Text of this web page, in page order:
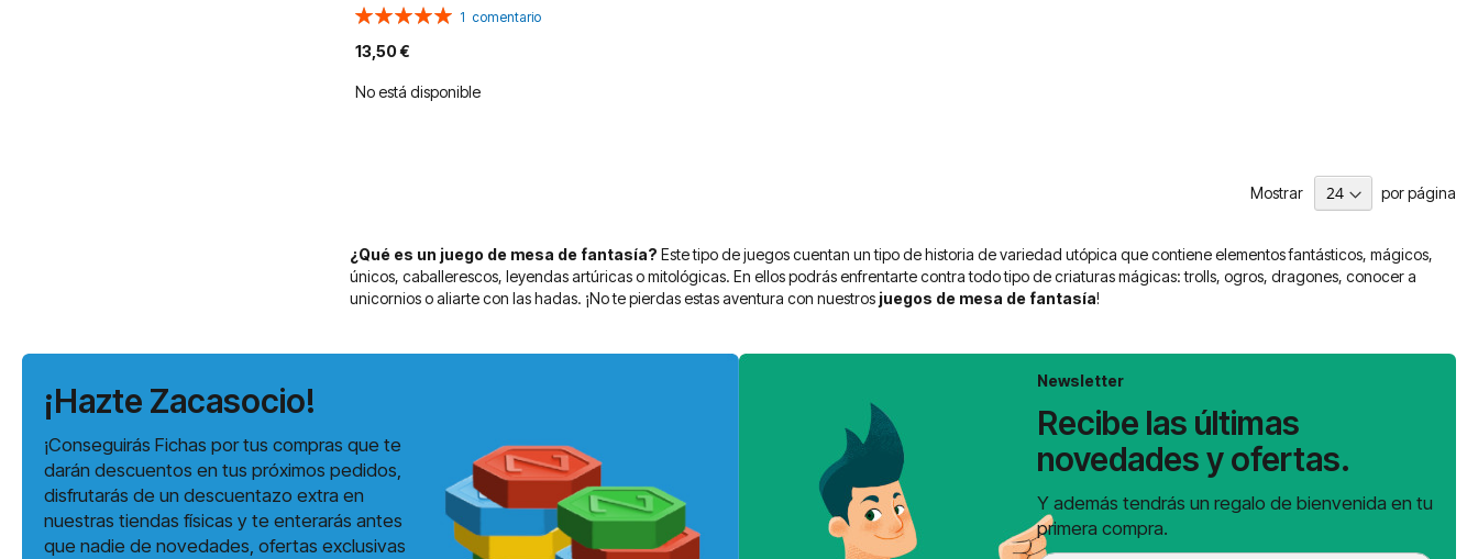
Valoración:
1 comentario
13,50 €
No está disponible
Mostrar por página
¿Qué es un juego de mesa de fantasía? Este tipo de juegos cuentan un tipo de historia de variedad utópica que contiene elementos fantásticos, mágicos,
únicos, caballerescos, leyendas artúricas o mitológicas. En ellos podrás enfrentarte contra todo tipo de criaturas mágicas: trolls, ogros, dragones, conocer a
unicornios o aliarte con las hadas. ¡No te pierdas estas aventura con nuestrosjuegos de mesa de fantasía!
¡Hazte Zacasocio!
¡Conseguirás Fichas por tus compras que te
darán descuentos en tus próximos pedidos,
disfrutarás de un descuentazo extra en
nuestras tiendas físicas y te enterarás antes
que nadie de novedades, ofertas exclusivas
Newsletter
Recibe las últimas
novedades y ofertas.
Y además tendrás un regalo de bienvenida en tu
primera compra.